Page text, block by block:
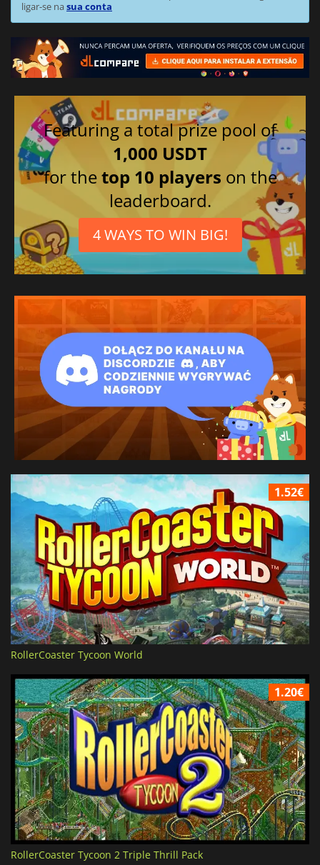
ligar-se nasua conta
Featuring a total prize pool of
1,000 USDT
for thetop 10 players on the
leaderboard.
4 WAYS TO WIN BIG!
1.52€
RollerCoaster Tycoon World
1.20€
RollerCoaster Tycoon 2 Triple Thrill Pack